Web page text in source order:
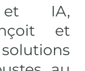
et IA,
et